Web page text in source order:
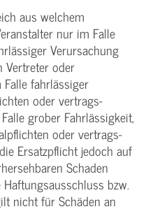
aus welchem
nur im Falle
Verursachung
Vertreter oder
fahrlässiger
oder vertrags­
grober Fahrlässigkeit,
oder vertrags­
Ersatzpflicht jedoch auf
Schaden
bzw.
nicht für Schäden an